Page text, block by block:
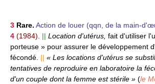
3 Rare. Action de louer (qqn, de la main-
4 (1984). || Location d'utérus, fait d'utiliser
porteuse » pour assurer le développement
fécondé. || « Les locations d'utérus se
tentatives de reproduire en laboratoire la
d'un couple dont la femme est stérile » (le